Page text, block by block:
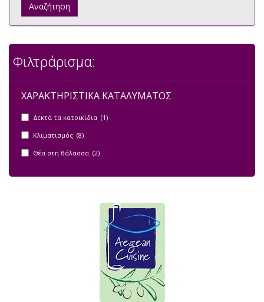
Αναζήτηση
Φιλτράρισμα:
ΧΑΡΑΚΤΗΡΙΣΤΙΚΑ ΚΑΤΑΛΥΜΑΤΟΣ
Δεκτά τα κατοικίδια (1)
Κλιματισμός (8)
Θέα στη θάλασσα (2)